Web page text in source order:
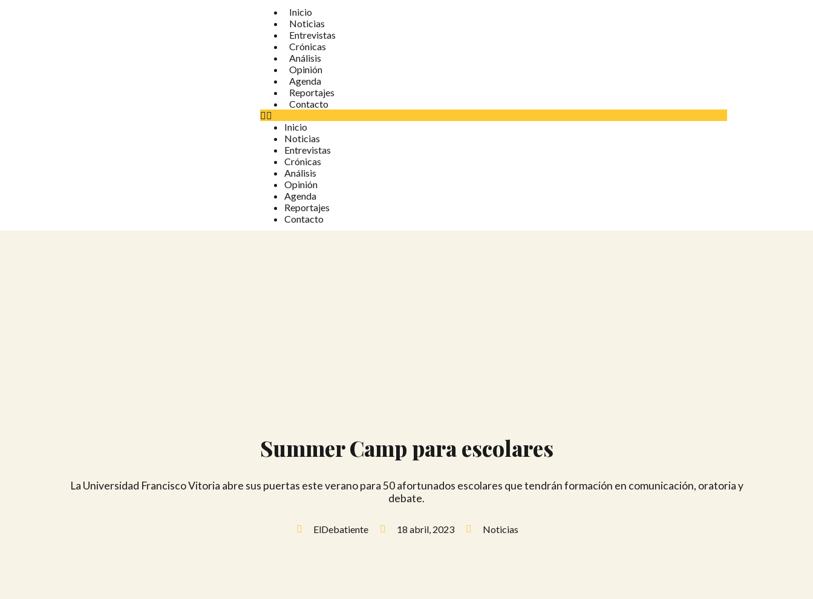
Inicio
Noticias
Entrevistas
Crónicas
Análisis
Opinión
Agenda
Reportajes
Contacto
Inicio
Noticias
Entrevistas
Crónicas
Análisis
Opinión
Agenda
Reportajes
Contacto
Summer Camp para escolares
La Universidad Francisco Vitoria abre sus puertas este verano para 50 afortunados escolares que tendrán formación en comunicación, oratoria y
debate.
ElDebatiente 18 abril, 2023 Noticias